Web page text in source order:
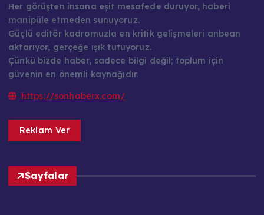
Her görüşten insana eşit mesafede duruyor, haberi
manipüle etmeden sunuyoruz.
Güçlü editör kadromuzla en kritik gelişmeleri anbean
aktarıyor, gerçeğe ışık tutuyoruz.
Çünkü bizde haber, sadece bilgi değil; toplum için
güvenin en önemli kaynağıdır.
https://sonhaberx.com/
Reklam Ver
Sayfalar